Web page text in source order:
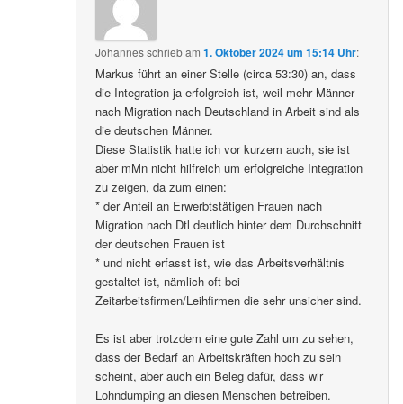
Johannesschriebam1. Oktober 2024 um 15:14 Uhr:
Markus führt an einer Stelle (circa 53:30) an, dass
die Integration ja erfolgreich ist, weil mehr Männer
nach Migration nach Deutschland in Arbeit sind als
die deutschen Männer.
Diese Statistik hatte ich vor kurzem auch, sie ist
aber mMn nicht hilfreich um erfolgreiche Integration
zu zeigen, da zum einen:
* der Anteil an Erwerbtstätigen Frauen nach
Migration nach Dtl deutlich hinter dem Durchschnitt
der deutschen Frauen ist
* und nicht erfasst ist, wie das Arbeitsverhältnis
gestaltet ist, nämlich oft bei
Zeitarbeitsfirmen/Leihfirmen die sehr unsicher sind.
Es ist aber trotzdem eine gute Zahl um zu sehen,
dass der Bedarf an Arbeitskräften hoch zu sein
scheint, aber auch ein Beleg dafür, dass wir
Lohndumping an diesen Menschen betreiben.